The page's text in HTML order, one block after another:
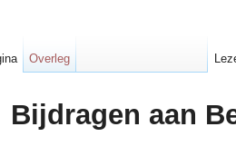
Bijdragen aan
Overleg